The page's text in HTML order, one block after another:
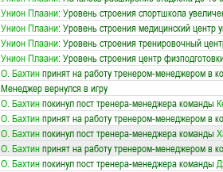
Унион Плаани: Уровень строения спортшкола
Унион Плаани: Уровень строения медицинский центр
Унион Плаани: Уровень строения тренировочный
Унион Плаани: Уровень строения центр
О. Бахтинпринят на работу тренером-менеджером в
Менеджер вернулся в игру
О. Бахтинпокинул пост тренера-менеджера команды
О. Бахтинпринят на работу тренером-менеджером в
О. Бахтинпокинул пост тренера-менеджера команды
О. Бахтинпринят на работу тренером-менеджером в
О. Бахтинпокинул пост тренера-менеджера команды